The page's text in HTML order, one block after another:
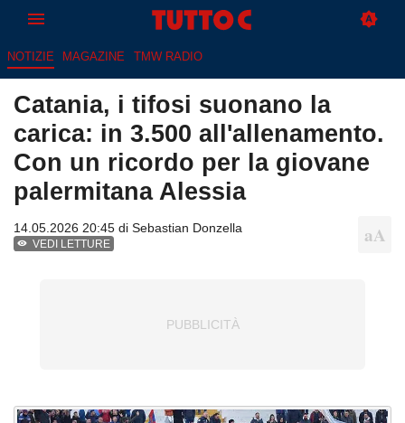
NOTIZIE MAGAZINE TMW RADIO
Catania, i tifosi suonano la
carica: in 3.500 all'allenamento.
Con un ricordo per la giovane
palermitana Alessia
14.05.2026 20:45 di Sebastian Donzella
VEDI LETTURE